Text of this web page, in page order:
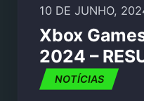
10 DE JUNHO,
Xbox
2024 –
NOTÍCIAS